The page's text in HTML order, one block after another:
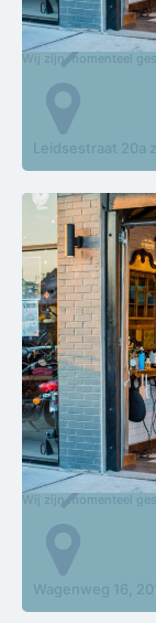
Wij zijn momenteel
Leidsestraat 20a
Wij zijn momenteel
CarlaH
Wagenweg 16,